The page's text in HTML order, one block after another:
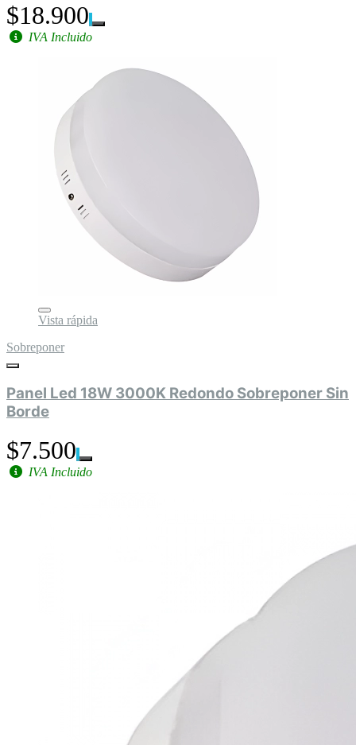
$18.900
IVA Incluido
Vista rápida
Sobreponer
Panel Led 18W 3000K Redondo Sobreponer Sin
Borde
$7.500
IVA Incluido